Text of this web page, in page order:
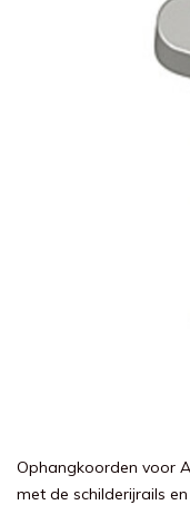
Ophangkoorden voor
met de schilderijrails